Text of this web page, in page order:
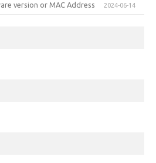
version or MAC Address 2024-06-14